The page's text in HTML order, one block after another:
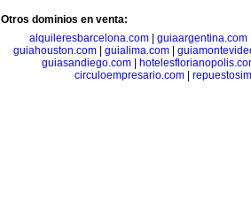
Otros dominios en venta:
alquileresbarcelona.com| guiaargentina.com
guiahouston.com| guialima.com|
guiasandiego.com
circuloempresario.com